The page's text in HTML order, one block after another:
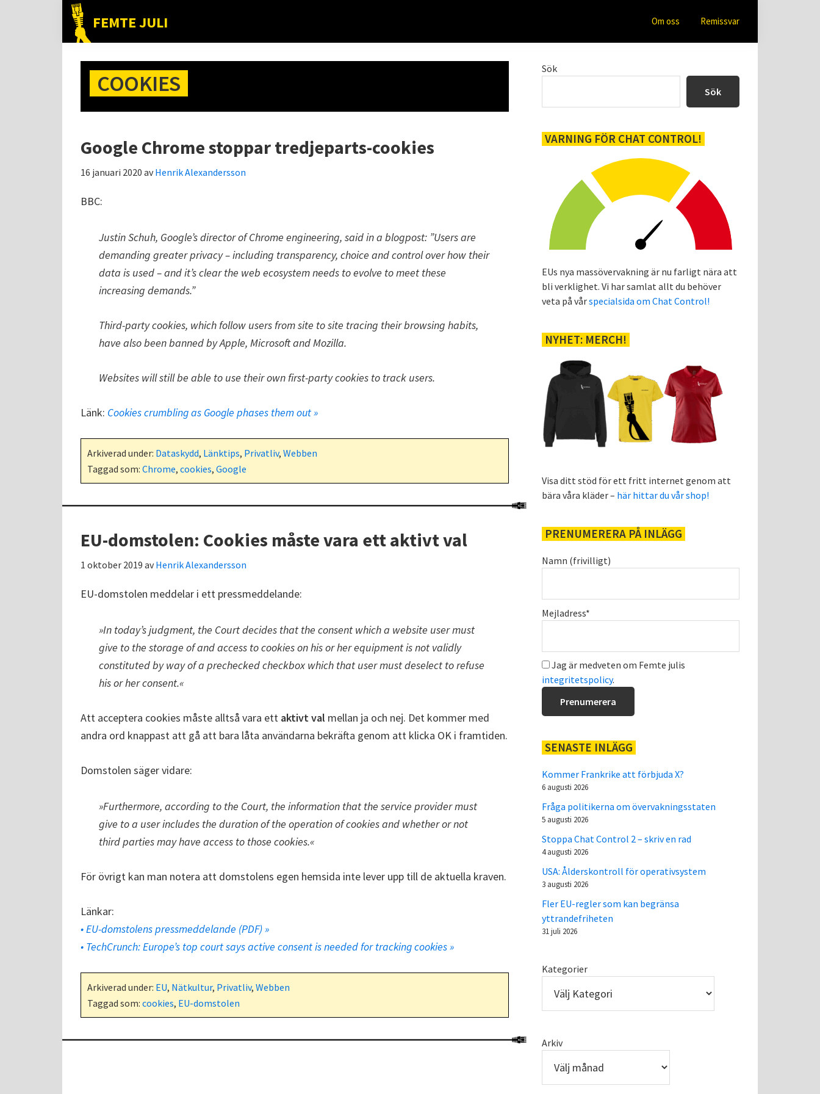
huvudnavigering
FEMTE JULI
Nätet
folket!
Om oss Remissvar
COOKIES
Google Chrome stoppar tredjeparts-cookies
16 januari 2020 avHenrik Alexandersson
BBC:
Justin Schuh, Google’s director of Chrome engineering, said in a blogpost: ”Users are
demanding greater privacy – including transparency, choice and control over how their
data is used – and it’s clear the web ecosystem needs to evolve to meet these
increasing demands.”
Third-party cookies, which follow users from site to site tracing their browsing habits,
have also been banned by Apple, Microsoft and Mozilla.
Websites will still be able to use their own first-party cookies to track users.
Länk: Cookies crumbling as Google phases them out »
Arkiverad under: Dataskydd, Länktips, Privatliv, Webben
Taggad som: Chrome, cookies, Google
EU-domstolen: Cookies måste vara ett aktivt val
1 oktober 2019 avHenrik Alexandersson
EU-domstolen meddelar i ett pressmeddelande:
»In today’s judgment, the Court decides that the consent which a website user must
give to the storage of and access to cookies on his or her equipment is not validly
constituted by way of a prechecked checkbox which that user must deselect to refuse
his or her consent.«
Att acceptera cookies måste alltså vara ett aktivt val mellan ja och nej. Det kommer med
andra ord knappast att gå att bara låta användarna bekräfta genom att klicka OK i framtiden.
Domstolen säger vidare:
»Furthermore, according to the Court, the information that the service provider must
give to a user includes the duration of the operation of cookies and whether or not
third parties may have access to those cookies.«
För övrigt kan man notera att domstolens egen hemsida inte lever upp till de aktuella kraven.
Länkar:
• EU-domstolens pressmeddelande (PDF) »
• TechCrunch: Europe’s top court says active consent is needed for tracking cookies »
Arkiverad under: EU, Nätkultur, Privatliv, Webben
Taggad som: cookies, EU-domstolen
Primärt
Sök
Sök
VARNING FÖR CHAT CONTROL!
EUs nya massövervakning är nu farligt nära att
bli verklighet. Vi har samlat allt du behöver
veta på vårspecialsida om Chat Control!
NYHET: MERCH!
Visa ditt stöd för ett fritt internet genom att
bära våra kläder – här hittar du vår shop!
PRENUMERERA PÅ INLÄGG
Namn (frivilligt)
Mejladress*
Jag är medveten om Femte julis
integritetspolicy.
SENASTE INLÄGG
Kommer Frankrike att förbjuda X?
6 augusti 2026
Fråga politikerna om övervakningsstaten
5 augusti 2026
Stoppa Chat Control 2 – skriv en rad
4 augusti 2026
USA: Ålderskontroll för operativsystem
3 augusti 2026
Fler EU-regler som kan begränsa
yttrandefriheten
31 juli 2026
Kategorier
Arkiv